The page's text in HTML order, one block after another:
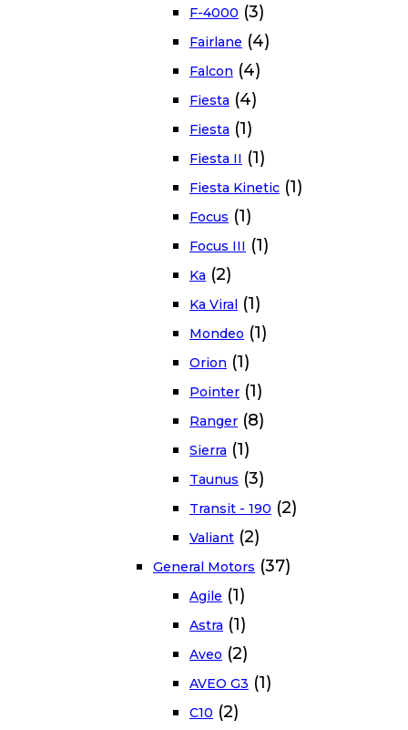
F-4000 (3)
Fairlane (4)
Falcon (4)
Fiesta (4)
Fiesta (1)
Fiesta II (1)
Fiesta Kinetic (1)
Focus (1)
Focus III (1)
Ka (2)
Ka Viral (1)
Mondeo (1)
Orion (1)
Pointer (1)
Ranger (8)
Sierra (1)
Taunus (3)
Transit - 190 (2)
Valiant (2)
General Motors (37)
Agile (1)
Astra (1)
Aveo (2)
AVEO G3 (1)
C10 (2)